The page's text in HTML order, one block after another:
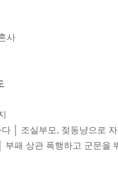
사
│ 조실부모, 젖동냥으로
부패 상관 폭행하고 군문을